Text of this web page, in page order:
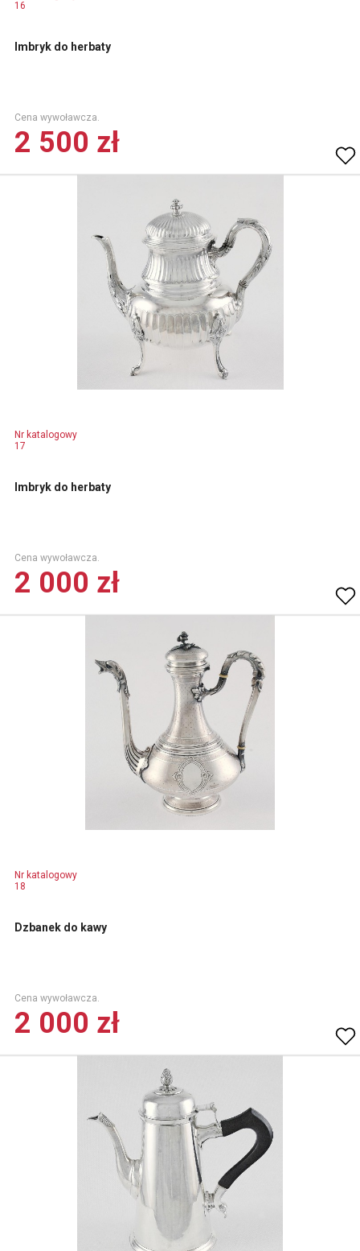
16
Imbryk do herbaty
Cena wywoławcza.
2 500 zł
Nr katalogowy
17
Imbryk do herbaty
Cena wywoławcza.
2 000 zł
Nr katalogowy
18
Dzbanek do kawy
Cena wywoławcza.
2 000 zł